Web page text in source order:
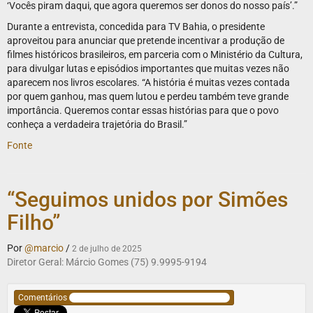
‘Vocês piram daqui, que agora queremos ser donos do nosso país’.”
Durante a entrevista, concedida para TV Bahia, o presidente
aproveitou para anunciar que pretende incentivar a produção de
filmes históricos brasileiros, em parceria com o Ministério da Cultura,
para divulgar lutas e episódios importantes que muitas vezes não
aparecem nos livros escolares. “A história é muitas vezes contada
por quem ganhou, mas quem lutou e perdeu também teve grande
importância. Queremos contar essas histórias para que o povo
conheça a verdadeira trajetória do Brasil.”
Fonte
“Seguimos unidos por Simões
Filho”
Por@marcio / 2 de julho de 2025
Diretor Geral: Márcio Gomes (75) 9.9995-9194
Comentários